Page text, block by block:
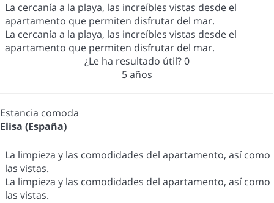
La cercanía a la playa, las increíbles vistas desde el
apartamento que permiten disfrutar del mar.
La cercanía a la playa, las increíbles vistas desde el
apartamento que permiten disfrutar del mar.
¿Le ha resultado útil?0
5 años
Estancia comoda
Elisa (España)
La limpieza y las comodidades del apartamento, así como
las vistas.
La limpieza y las comodidades del apartamento, así como
las vistas.